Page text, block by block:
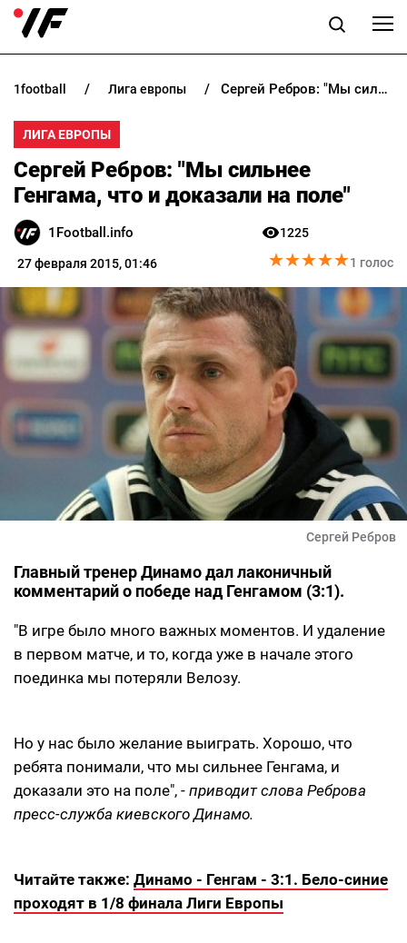
НОВОСТИ
ПРОГНОЗЫ
БУКМЕКЕРЫ
КАЗИНО
РАЗНОЕ
1football лига европы Сергей Ребров: "Мы сильнее Генгама, что и доказали на поле"
ЛИГА ЕВРОПЫ
Сергей Ребров: "Мы сильнее
Генгама, что и доказали на поле"
1Football.info
27 февраля 2015, 01:46
1225
★★★★★
★★★★★1 голос
Сергей Ребров
Главный тренер Динамо дал лаконичный
комментарий о победе над Генгамом (3:1).
"В игре было много важных моментов. И удаление
в первом матче, и то, когда уже в начале этого
поединка мы потеряли Велозу.
Но у нас было желание выиграть. Хорошо, что
ребята понимали, что мы сильнее Генгама, и
доказали это на поле", - приводит слова Реброва
пресс-служба киевского Динамо.
Читайте также: Динамо - Генгам - 3:1. Бело-синие
проходят в 1/8 финала Лиги Европы